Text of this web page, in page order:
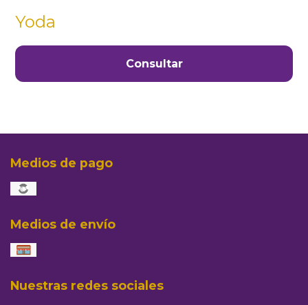
Yoda
Consultar
Medios de pago
Medios de envío
Nuestras redes sociales